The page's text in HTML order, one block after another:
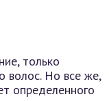
только
волос. Но все же,
определенного